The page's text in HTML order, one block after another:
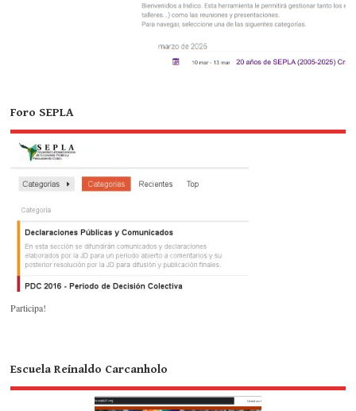
Foro SEPLA
Participa!
Escuela Reinaldo Carcanholo